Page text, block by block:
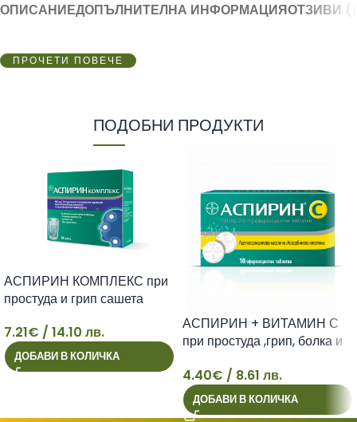
ОПИСАНИЕДОПЪЛНИТЕЛНА ИНФОРМАЦИЯОТЗИВИ
ПРОЧЕТИ ПОВЕЧЕ
ПОДОБНИ ПРОДУКТИ
7
АСПИРИН КОМПЛЕКС при
простуда и грип сашета
7.21€ / 14.10 лв.
ДОБАВИ В КОЛИЧКА
4
АСПИРИН + ВИТАМИН С
при простуда ,грип, болка и
ефервесцентни таблетки х
10
4.40€ / 8.61 лв.
ДОБАВИ В КОЛИЧКА